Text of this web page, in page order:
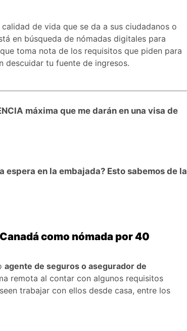
de vida que se da a sus ciudadanos o
en búsqueda de nómadas digitales para
toma nota de los requisitos que piden para
descuidar tu fuente de ingresos.
máxima que me darán en una visa de
en la embajada? Esto sabemos de la
como nómada por 40
agente de seguros o asegurador de
remota al contar con algunos requisitos
trabajar con ellos desde casa, entre los